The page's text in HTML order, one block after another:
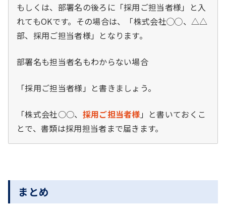
もしくは、部署名の後ろに「採用ご担当者様」と入
れてもOKです。その場合は、「株式会社◯◯、△△
部、採用ご担当者様」となります。
部署名も担当者名もわからない場合
「採用ご担当者様」と書きましょう。
「株式会社○○、 採用ご担当者様 」と書いておくこ
とで、書類は採用担当者まで届きます。
まとめ